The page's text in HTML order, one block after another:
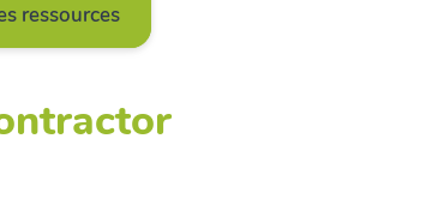
ressources